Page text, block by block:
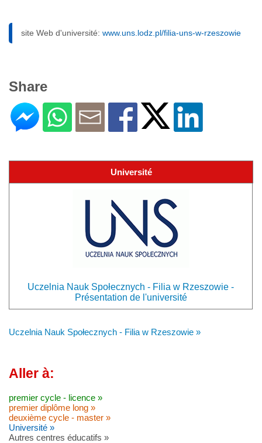
site Web d'université: www.uns.lodz.pl/filia-uns-w-rzeszowie
Share
Université
Uczelnia Nauk Społecznych - Filia w Rzeszowie -
Présentation de l'université
Uczelnia Nauk Społecznych - Filia w Rzeszowie »
Aller à:
premier cycle - licence »
premier diplôme long »
deuxième cycle - master »
Université »
Autres centres éducatifs »